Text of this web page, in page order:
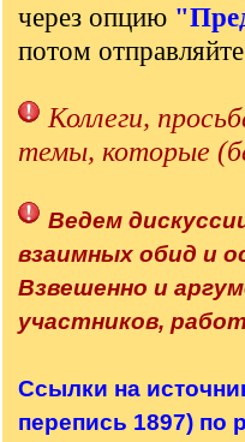
через опцию
потом
Коллеги,
темы, которые
Ведем
взаимных обид и
Взвешенно и
участников,
Ссылки на
перепись 1897) по